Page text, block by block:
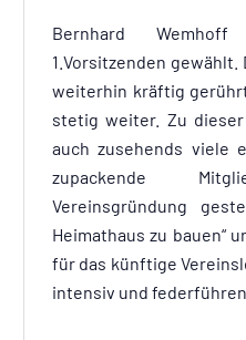
Bernhard
1.Vorsitzenden
weiterhin kräftig
stetig weiter. Zu
auch zusehends viele
zupackende
Vereinsgründung
Heimathaus zu bauen“
für das künftige
intensiv und